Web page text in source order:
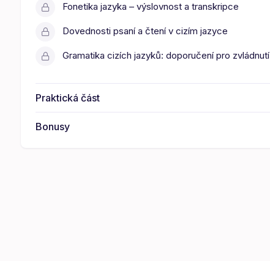
Fonetika jazyka – výslovnost a transkripce
Dovednosti psaní a čtení v cizím jazyce
Gramatika cizích jazyků: doporučení pro zvládnutí
Praktická část
Bonusy